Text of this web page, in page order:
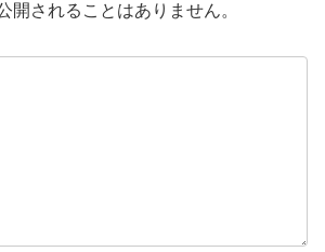
開されることはありません。